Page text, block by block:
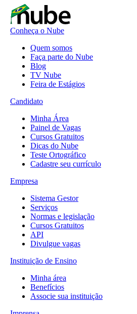
Conheça o Nube
Quem somos
Faça parte do Nube
Blog
TV Nube
Feira de Estágios
Candidato
Minha Área
Painel de Vagas
Cursos Gratuitos
Dicas do Nube
Teste Ortográfico
Cadastre seu currículo
Empresa
Sistema Gestor
Serviços
Normas e legislação
Cursos Gratuitos
API
Divulgue vagas
Instituição de Ensino
Minha área
Benefícios
Associe sua instituição